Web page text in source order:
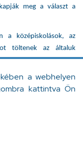
a webhelyen
kattintva Ön
meg a választ a
a középiskolások, az
töltenek az általuk
2025. július 3-án
és 18 éven aluliak